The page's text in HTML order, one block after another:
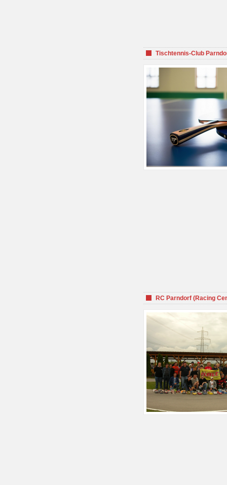
Tischtennis-Club
RC Parndorf (Racing